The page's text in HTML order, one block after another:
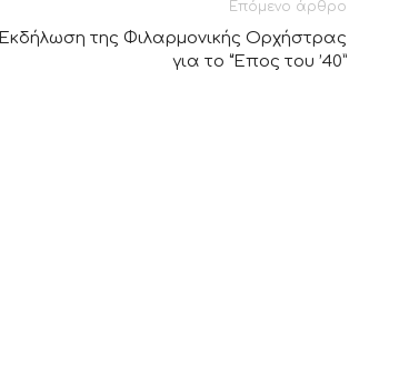
Επόμενο άρθρο
Εκδήλωση της Φιλαρμονικής Ορχήστρας
για το “Έπος του ’40”